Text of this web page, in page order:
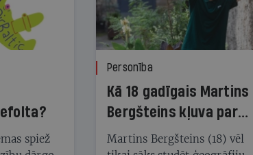
spiež
Personība
Kā 18 gadīgais Martins
Bergšteins kļuva par
laika ziņu seju?
Martins Bergšteins (18) vēl